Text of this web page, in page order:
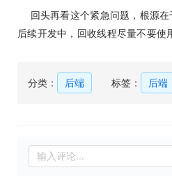
回头再看这个紧急问题，根源在
后续开发中，回收线程尽量不要使
分类： 后端 标签： 后端